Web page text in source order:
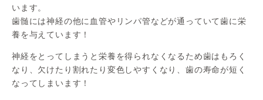
います。
歯髄には神経の他に血管やリンパ管などが通っていて歯に栄
養を与えています！
神経をとってしまうと栄養を得られなくなるため歯はもろく
なり、欠けたり割れたり変色しやすくなり、歯の寿命が短く
なってしまいます！